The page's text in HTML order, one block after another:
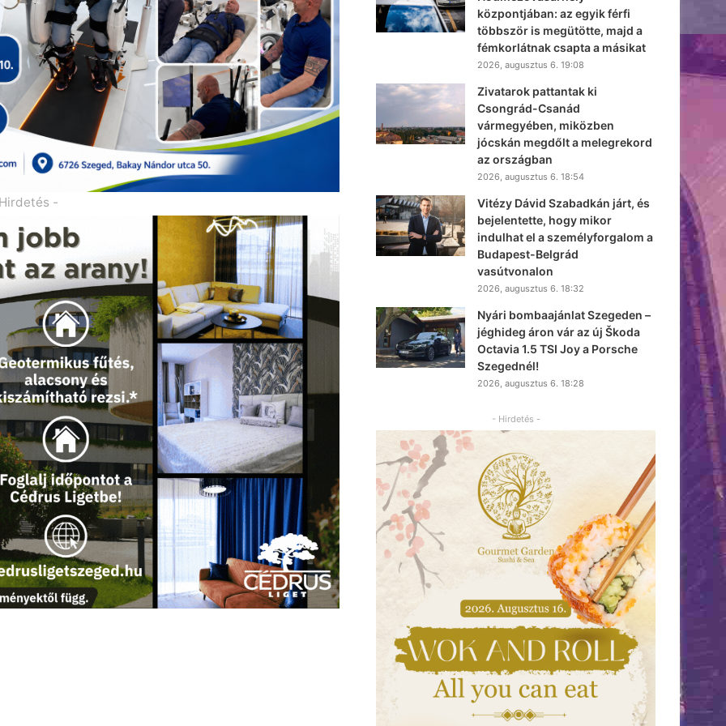
-
központjában: az egyik férfi
többször is megütötte, majd a
fémkorlátnak csapta a másikat
2026, augusztus 6. 19:08
Zivatarok pattantak ki
Csongrád-Csanád
vármegyében, miközben
jócskán megdőlt a melegrekord
az országban
2026, augusztus 6. 18:54
Vitézy Dávid Szabadkán járt, és
bejelentette, hogy mikor
indulhat el a személyforgalom a
Budapest-Belgrád
vasútvonalon
2026, augusztus 6. 18:32
Nyári bombaajánlat Szegeden –
jéghideg áron vár az új Škoda
Octavia 1.5 TSI Joy a Porsche
Szegednél!
2026, augusztus 6. 18:28
- Hirdetés -